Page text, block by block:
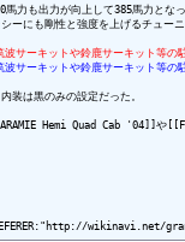
力も出力が向上して385馬力とな
ーにも剛性と強度を上げるチュー
サーキットや鈴鹿サーキット等の
サーキットや鈴鹿サーキット等の
装は黒のみの設定だった。
Hemi Quad Cab '04]]